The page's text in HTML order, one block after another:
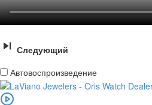
Следующий
Автовоспроизведение